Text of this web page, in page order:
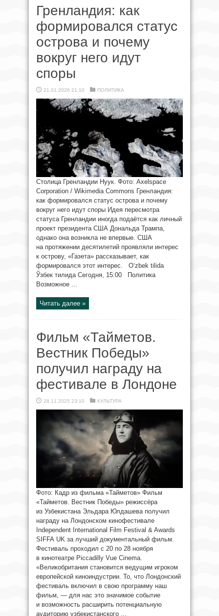
Гренландия: как
формировался статус
острова и почему
вокруг него идут
споры
21.01.2026 21:10 ПОЛИТИКА
Столица Гренландии Нуук. Фото: Axelspace
Corporation / Wikimedia Commons Гренландия:
как формировался статус острова и почему
вокруг него идут споры Идея пересмотра
статуса Гренландии иногда подаётся как личный
проект президента США Дональда Трампа,
однако она возникла не впервые. США
на протяжении десятилетий проявляли интерес
к острову, «Газета» рассказывает, как
формировался этот интерес. O‘zbek tilida
Ўзбек тилида Сегодня, 15:00 Политика
Возможное ...
Читать далее »
Фильм «Тайметов.
Вестник Победы»
получил награду на
фестивале в Лондоне
28.11.2025 23:10 КУЛЬТУРА
Фото: Кадр из фильма «Тайметов» Фильм
«Тайметов. Вестник Победы» режиссёра
из Узбекистана Эльдара Юлдашева получил
награду на Лондонском кинофестивале
Independent International Film Festival & Awards
SIFFA UK за лучший документальный фильм.
Фестиваль проходил с 20 по 28 ноября
в кинотеатре Piccadilly Vue Cinema.
«Великобритания становится ведущим игроком
европейской киноиндустрии. То, что Лондонский
фестиваль включил в свою программу наш
фильм, — для нас это значимое событие
и возможность расширить потенциальную
аудиторию узбекистанского ...